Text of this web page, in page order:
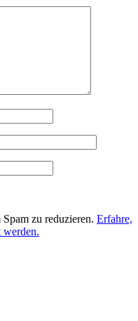
zu reduzieren. Erfahre,
werden.